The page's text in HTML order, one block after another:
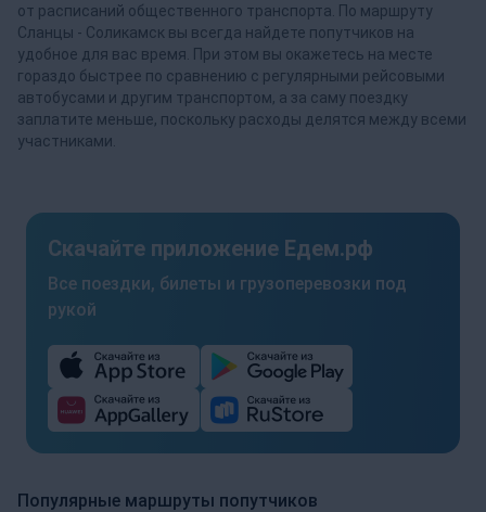
от расписаний общественного транспорта. По маршруту
Сланцы - Соликамск вы всегда найдете попутчиков на
удобное для вас время. При этом вы окажетесь на месте
гораздо быстрее по сравнению с регулярными рейсовыми
автобусами и другим транспортом, а за саму поездку
заплатите меньше, поскольку расходы делятся между всеми
участниками.
Скачайте приложение Едем.рф
Все поездки, билеты и грузоперевозки под
рукой
Популярные маршруты попутчиков